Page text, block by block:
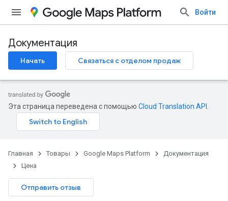
Войти
Документация
Начать Связаться с отделом продаж
Эта страница переведена с помощью Cloud Translation API
Главная Товары Google Maps Platform
Документация
Цена
Отправить отзыв